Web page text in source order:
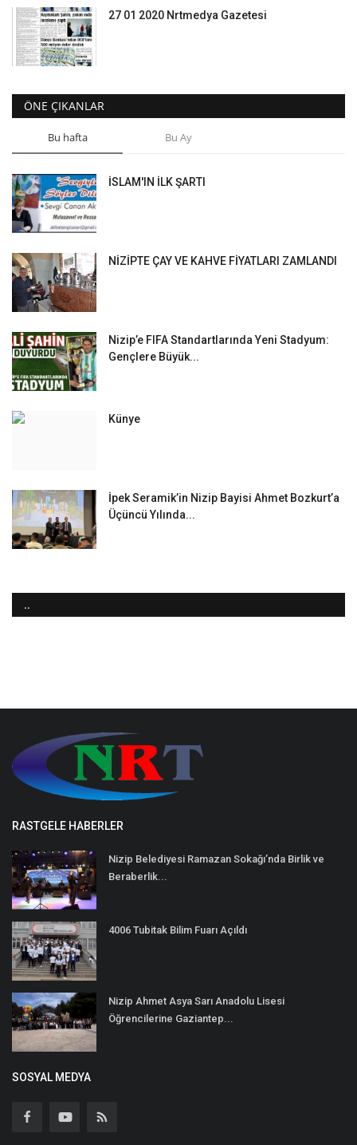
27 01 2020 Nrtmedya Gazetesi
ÖNE ÇIKANLAR
Bu hafta Bu Ay
İSLAM'IN İLK ŞARTI
NİZİPTE ÇAY VE KAHVE FİYATLARI ZAMLANDI
Nizip’e FIFA Standartlarında Yeni Stadyum:
Gençlere Büyük...
Künye
İpek Seramik’in Nizip Bayisi Ahmet Bozkurt’a
Üçüncü Yılında...
..
RASTGELE HABERLER
Nizip Belediyesi Ramazan Sokağı’nda Birlik ve
Beraberlik...
4006 Tubitak Bilim Fuarı Açıldı
Nizip Ahmet Asya Sarı Anadolu Lisesi
Öğrencilerine Gaziantep...
SOSYAL MEDYA